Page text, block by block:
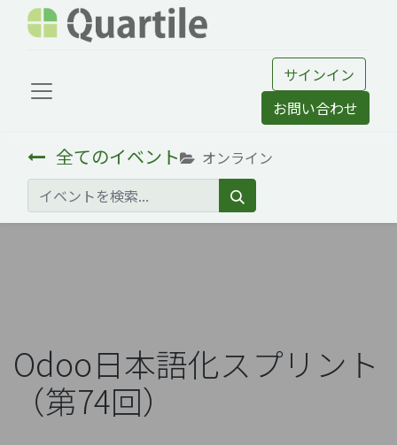
サインイン
お問い合わせ
全てのイベント オンライン
Odoo日本語化スプリント
（第74回）